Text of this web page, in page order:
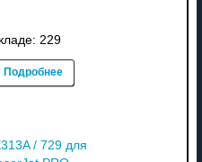
229
Подробнее
/ 729 для